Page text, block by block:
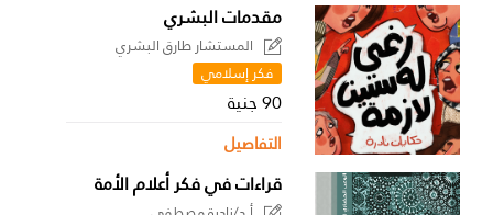
مقدمات البشري
المستشار طارق البشري
فكر إسلامي
90 جنية
التفاصيل
قراءات في فكر أعلام الأمة